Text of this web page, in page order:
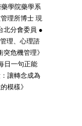
學院藥學系
理所博士 現
北分會委員 ●
理、心理諮
危機管理》
日一句正能
讓轉念成為
模樣》